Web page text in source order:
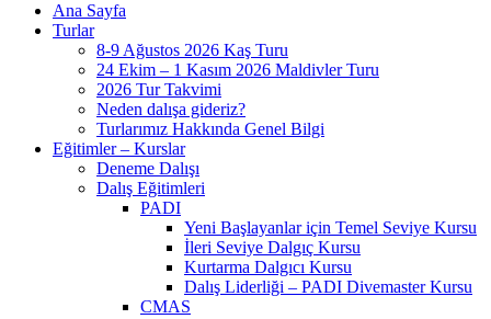
Ana Sayfa
Turlar
8-9 Ağustos 2026 Kaş Turu
24 Ekim – 1 Kasım 2026 Maldivler Turu
2026 Tur Takvimi
Neden dalışa gideriz?
Turlarımız Hakkında Genel Bilgi
Eğitimler – Kurslar
Deneme Dalışı
Dalış Eğitimleri
PADI
Yeni Başlayanlar için Temel Seviye Kursu
İleri Seviye Dalgıç Kursu
Kurtarma Dalgıcı Kursu
Dalış Liderliği – PADI Divemaster Kursu
CMAS